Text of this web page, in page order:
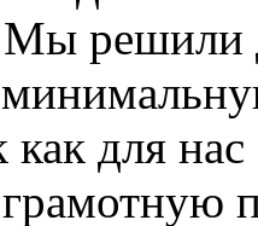
решили
как для